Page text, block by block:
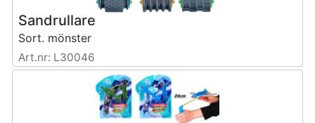
Sandrullare
Sort. mönster
Art.nr: L30046